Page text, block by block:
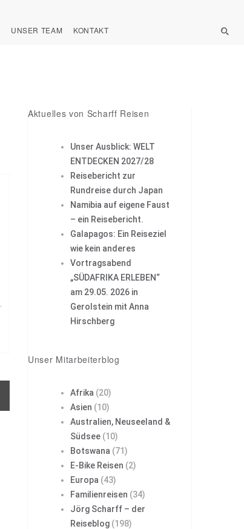
UNSER TEAM KONTAKT
Aktuelles von Scharff Reisen
Unser Ausblick: WELT
ENTDECKEN 2027/28
Reisebericht zur
Rundreise durch Japan
Namibia auf eigene Faust
– ein Reisebericht.
Galapagos: Ein Reiseziel
wie kein anderes
Vortragsabend
„SÜDAFRIKA ERLEBEN“
am 29.05. 2026 in
Gerolstein mit Anna
Hirschberg
Unser Mitarbeiterblog
Afrika (20)
Asien (10)
Australien, Neuseeland &
Südsee (10)
Botswana (71)
E-Bike Reisen (2)
Europa (43)
Familienreisen (34)
Jörg Scharff – der
Reiseblog (198)